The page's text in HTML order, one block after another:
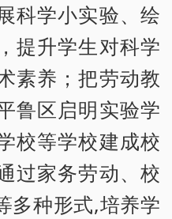
科学小实验、绘
提升学生对科学
素养；把劳动教
鲁区启明实验学
校等学校建成校
过家务劳动、校
多种形式,培养学